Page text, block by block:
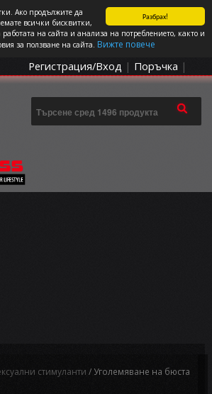
Разбрах!
Ако продължите да
всички бисквитки,
на сайта и анализа на потреблението, както и
за ползване на сайта. Вижте повече
КАТО НАЧИН НА ЖИВОТ
0 артикула Цена: 0.00€
Регистрация/Вход | Поръчка |
стимуланти / Уголемяване на бюста